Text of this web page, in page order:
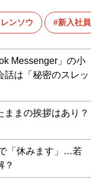
ンソウ 新入社員
Messenger」の小
話は「秘密のスレッ
ままの挨拶はあり？
「休みます」…若
？